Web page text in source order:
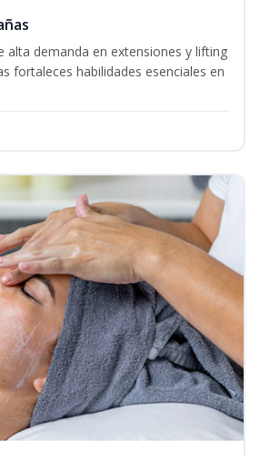
alta demanda en extensiones y lifting
fortaleces habilidades esenciales en